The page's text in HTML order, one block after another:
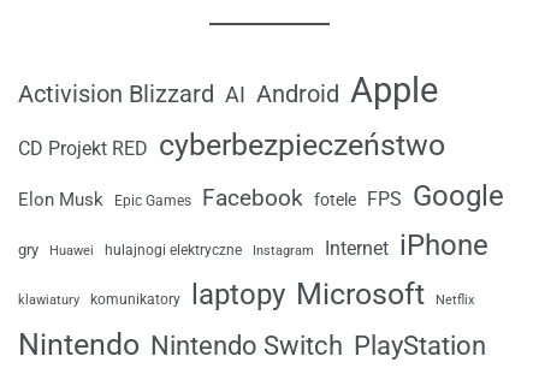
Activision Blizzard AI Android Apple
CD Projekt RED cyberbezpieczeństwo
Elon Musk Epic Games Facebook fotele FPS Google
gry Huawei hulajnogi elektryczne Instagram Internet iPhone
klawiatury komunikatory laptopy Microsoft Netflix
Nintendo Nintendo Switch PlayStation